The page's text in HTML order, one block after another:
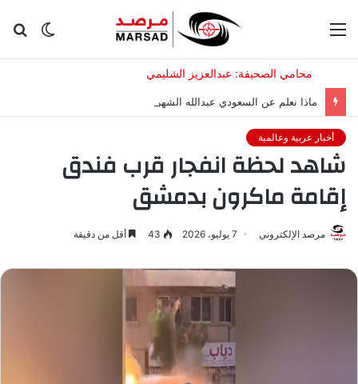
الوضع
أخبار عربية وعالمية
شاهد لحظة انفجار قرب فندق
إقامة ماكرون بدمشق
مرصد الإلكتروني 7 يوليو، 2026 43 أقل من دقيقة